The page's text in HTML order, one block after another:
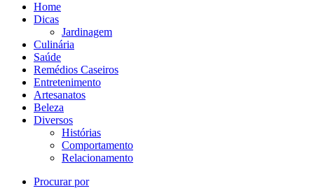
Home
Dicas
Jardinagem
Culinária
Saúde
Remédios Caseiros
Entretenimento
Artesanatos
Beleza
Diversos
Histórias
Comportamento
Relacionamento
Procurar por